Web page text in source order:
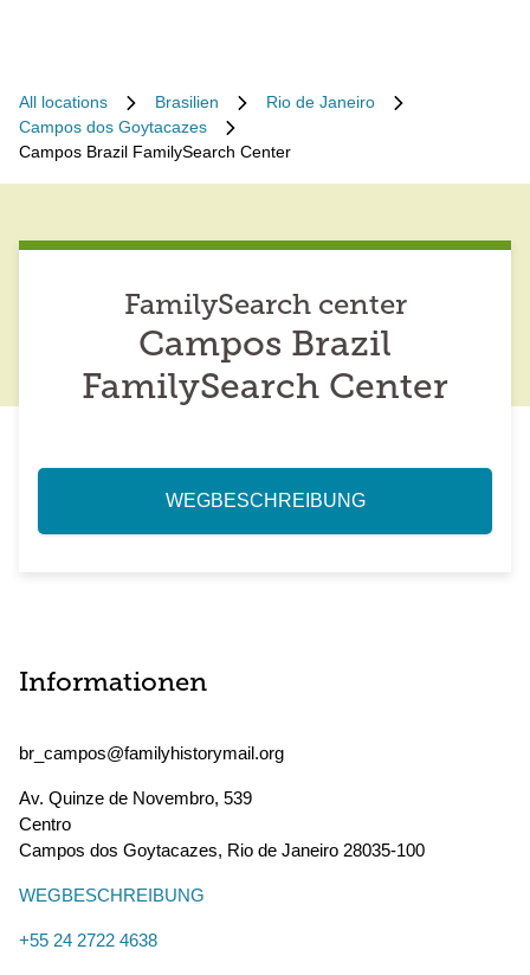
All locations Brasilien
Rio de Janeiro
Campos dos Goytacazes
Campos Brazil FamilySearch Center
FamilySearch center
Campos Brazil
FamilySearch Center
WEGBESCHREIBUNG
Informationen
br_campos@familyhistorymail.org
Av. Quinze de Novembro, 539
Centro
Campos dos Goytacazes, Rio de Janeiro 28035-100
WEGBESCHREIBUNG
+55 24 2722 4638